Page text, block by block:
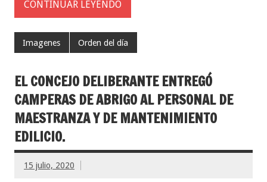
CONTINUAR LEYENDO
Imagenes Orden del día
EL CONCEJO DELIBERANTE ENTREGÓ
CAMPERAS DE ABRIGO AL PERSONAL DE
MAESTRANZA Y DE MANTENIMIENTO
EDILICIO.
15 julio, 2020